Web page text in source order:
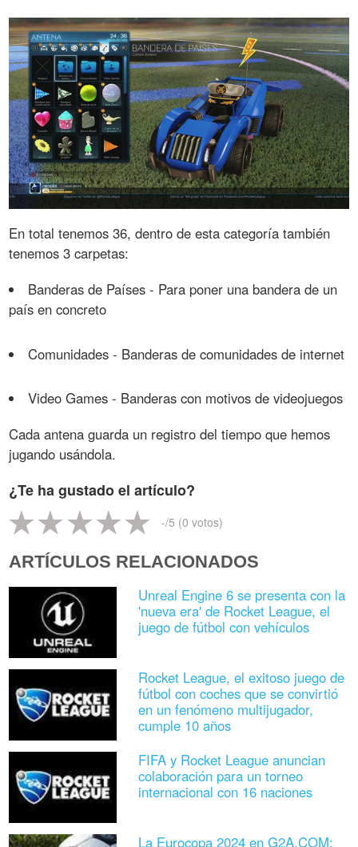
En total tenemos 36, dentro de esta categoría también
tenemos 3 carpetas:
Banderas de Países - Para poner una bandera de un
país en concreto
Comunidades - Banderas de comunidades de internet
Video Games - Banderas con motivos de videojuegos
Cada antena guarda un registro del tiempo que hemos
jugando usándola.
¿Te ha gustado el artículo?
-/5 (0 votos)
ARTÍCULOS RELACIONADOS
Unreal Engine 6 se presenta con la
'nueva era' de Rocket League, el
juego de fútbol con vehículos
Rocket League, el exitoso juego de
fútbol con coches que se convirtió
en un fenómeno multijugador,
cumple 10 años
FIFA y Rocket League anuncian
colaboración para un torneo
internacional con 16 naciones
La Eurocopa 2024 en G2A.COM: